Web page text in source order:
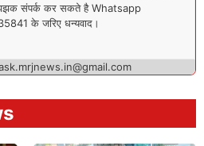
संपर्क कर सकते है Whatsapp
के जरिए धन्यवाद।